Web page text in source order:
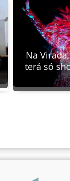
Na
terá só